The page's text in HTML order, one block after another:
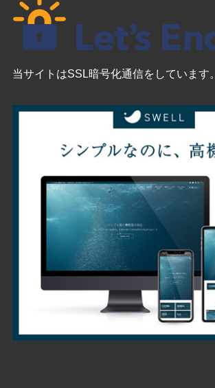
当サイトはSSL暗号化通信をしています。